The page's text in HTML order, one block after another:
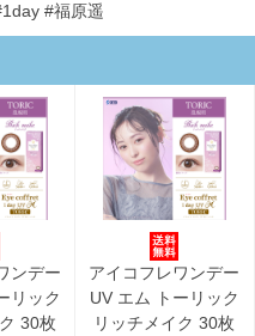
#福原遥
ンデー
リック
30枚
アイコフレワンデー
UV エム トーリック
リッチメイク 30枚